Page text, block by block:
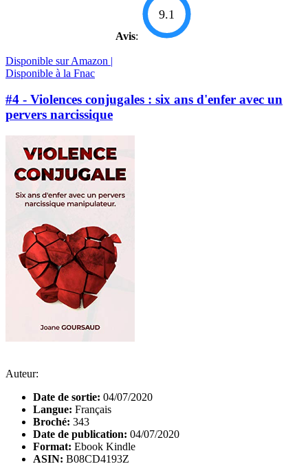
Avis:
9.1
Disponible sur Amazon |
Disponible à la Fnac
#4 - Violences conjugales : six ans d'enfer avec un
pervers narcissique
Auteur:
Date de sortie: 04/07/2020
Langue: Français
Broché: 343
Date de publication: 04/07/2020
Format: Ebook Kindle
ASIN: B08CD4193Z